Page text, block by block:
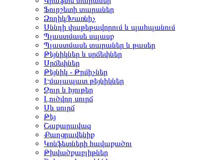
Ֆուրշետի տարաներ
Ձողիկ/Խառնիչ
Սննդի փաթեթավորում և պահպանում
Պլաստմասե սպասք
Պլաստմասե տարաներ և թասեր
Թեյնիկներ և սրճեփներ
Սրճեփներ
Թեյնիկ - Թրմիչներ
Էմալապատ թեյնիկներ
Ջուր և հյութեր
Լուծվող սուրճ
Սև սուրճ
Թեյ
Շաքարավազ
Քաղցրավենիք
Կոնֆետների հավաքածու
Թխվածքաբլիթներ